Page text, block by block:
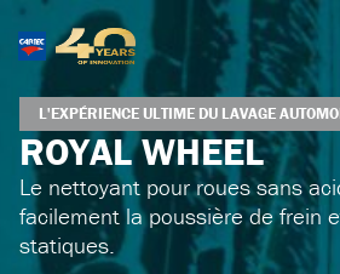
L'EXPÉRIENCE ULTIME DU LAVAGE
ROYAL WHEEL
Le nettoyant pour roues sans
facilement la poussière de frein
statiques.